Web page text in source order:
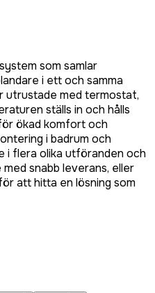
som samlar
i ett och samma
utrustade med termostat,
ställs in och hålls
ökad komfort och
i badrum och
i flera olika utföranden och
snabb leverans, eller
att hitta en lösning som